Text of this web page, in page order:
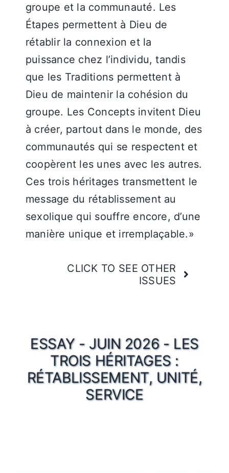
groupe et la communauté. Les
Étapes permettent à Dieu de
rétablir la connexion et la
puissance chez l’individu, tandis
que les Traditions permettent à
Dieu de maintenir la cohésion du
groupe. Les Concepts invitent Dieu
à créer, partout dans le monde, des
communautés qui se respectent et
coopèrent les unes avec les autres.
Ces trois héritages transmettent le
message du rétablissement au
sexolique qui souffre encore, d’une
manière unique et irremplaçable.»
CLICK TO SEE OTHER
ISSUES
ESSAY - JUIN 2026 - LES
TROIS HÉRITAGES :
RÉTABLISSEMENT, UNITÉ,
SERVICE